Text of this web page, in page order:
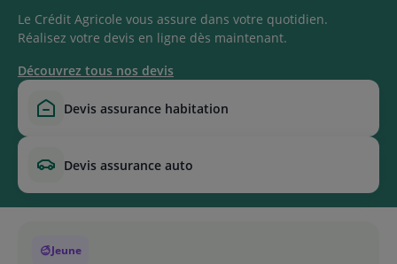
Le Crédit Agricole vous assure dans votre quotidien.
Réalisez votre devis en ligne dès maintenant.
Découvrez tous nos devis
devis assurance habitation
devis assurance auto
Jeune